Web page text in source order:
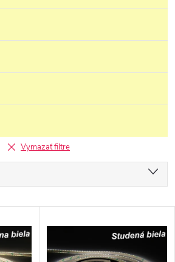
Vymazať filtre